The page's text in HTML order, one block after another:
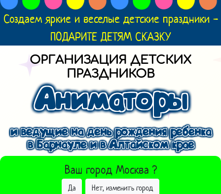
Создаем яркие и веселые детские праздники -
ПОДАРИТЕ ДЕТЯМ СКАЗКУ
ОРГАНИЗАЦИЯ ДЕТСКИХ
ПРАЗДНИКОВ
Аниматоры
и ведущие на день рождения ребенка
в Барнауле и в Алтайском крае
Ваш город Москва ?
Да Нет, изменить город
ВЫБРАТЬ ДРУГОЙ ГОРОД